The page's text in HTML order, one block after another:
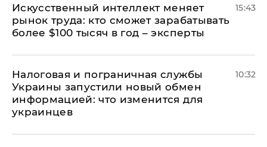
Искусственный интеллект меняет
рынок труда: кто сможет зарабатывать
более $100 тысяч в год – эксперты
15:43
Налоговая и пограничная службы
Украины запустили новый обмен
информацией: что изменится для
украинцев
10:32